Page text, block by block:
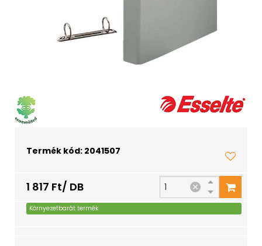
Termék kód: 2041507
1 817 Ft/ DB
Környezetbarát termék